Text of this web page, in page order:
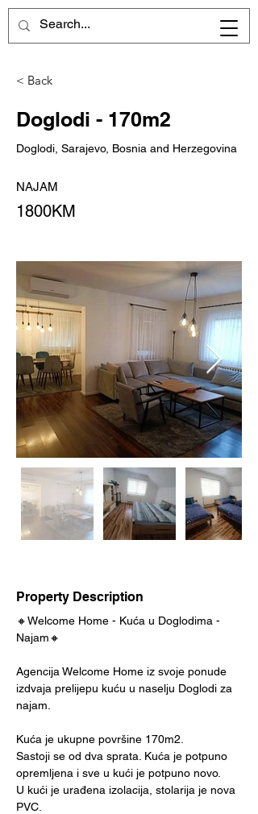
< Back
Doglodi - 170m2
Doglodi, Sarajevo, Bosnia and Herzegovina
NAJAM
1800KM
Property Description
🔸Welcome Home - Kuća u Doglodima -
Najam🔸
Agencija Welcome Home iz svoje ponude
izdvaja prelijepu kuću u naselju Doglodi za
najam.
Kuća je ukupne površine 170m2.
Sastoji se od dva sprata. Kuća je potpuno
opremljena i sve u kući je potpuno novo.
U kući je urađena izolacija, stolarija je nova
PVC.